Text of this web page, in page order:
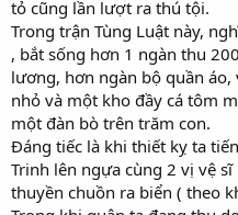
tỏ cũng lần lượt ra thú tội.
Trong trận Tùng Luật này,
, bắt sống hơn 1 ngàn thu
lương, hơn ngàn bộ quần
nhỏ và một kho đầy cá tôm
một đàn bò trên trăm con.
Đáng tiếc là khi thiết kỵ ta
Trinh lên ngựa cùng 2 vị vệ
thuyền chuồn ra biển ( theo